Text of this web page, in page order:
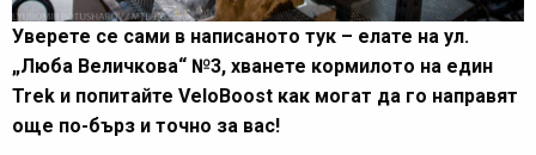
Уверете се сами в написаното тук – елате на ул.
„Люба Величкова“ №3, хванете кормилото на един
Trek и попитайте VeloBoost как могат да го направят
още по-бърз и точно за вас!